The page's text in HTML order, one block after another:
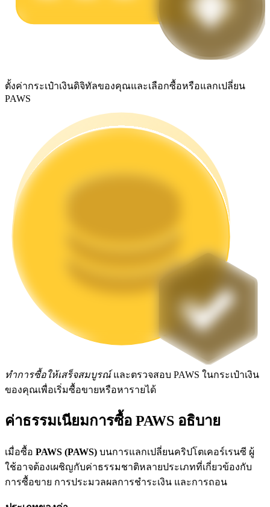
ผลตอบแทนสูงและเข้าถึงได้ทันที
การเซ้งแบบยืดหยุ่นเพื่อรับโทเคนยอดนิยม
การล็อค BTR
การลงทุนพิเศษสำหรับผู้ถือ BTR
ตั้งค่ากระเป๋าเงินดิจิทัลของคุณและเลือกซื้อหรือแลกเปลี่ยน
PAWS
ทำการซื้อให้เสร็จสมบูรณ์และตรวจสอบ PAWS ในกระเป๋าเงิน
ของคุณเพื่อเริ่มซื้อขายหรือหารายได้
ค่าธรรมเนียมการซื้อ PAWS อธิบาย
เมื่อซื้อ PAWS (PAWS) บนการแลกเปลี่ยนคริปโตเคอร์เรนซี ผู้
ใช้อาจต้องเผชิญกับค่าธรรมชาติหลายประเภทที่เกี่ยวข้องกับ
การซื้อขาย การประมวลผลการชำระเงิน และการถอน